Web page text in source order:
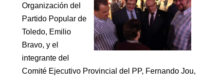
Organización del
Partido Popular de
Toledo, Emilio
Bravo, y el
integrante del
Comité Ejecutivo Provincial del PP, Fernando Jou,